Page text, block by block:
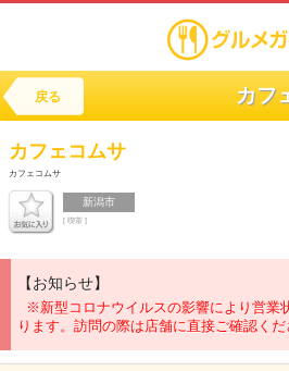
戻る カフ
カフェコムサ
カフェコムサ
新潟市
[ 喫茶 ]
【お知らせ】
※新型コロナウイルスの影響により営業
ります。訪問の際は店舗に直接ご確認くだ